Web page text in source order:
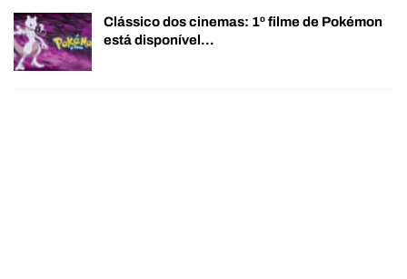
Clássico dos cinemas: 1º filme de Pokémon
está disponível…